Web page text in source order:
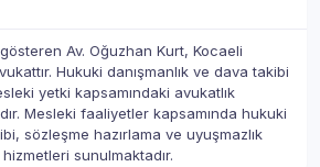
Av. Oğuzhan Kurt, Kocaeli
Hukuki danışmanlık ve dava takibi
yetki kapsamındaki avukatlık
Mesleki faaliyetler kapsamında hukuki
sözleşme hazırlama ve uyuşmazlık
sunulmaktadır.